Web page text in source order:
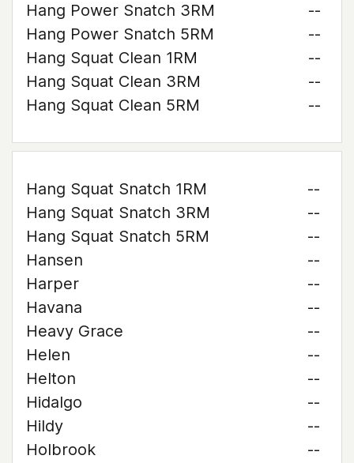
Hang Power Snatch 3RM
--
Hang Power Snatch 5RM
--
Hang Squat Clean 1RM
--
Hang Squat Clean 3RM
--
Hang Squat Clean 5RM
--
Hang Squat Snatch 1RM
--
Hang Squat Snatch 3RM
--
Hang Squat Snatch 5RM
--
Hansen
--
Harper
--
Havana
--
Heavy Grace
--
Helen
--
Helton
--
Hidalgo
--
Hildy
--
Holbrook
--